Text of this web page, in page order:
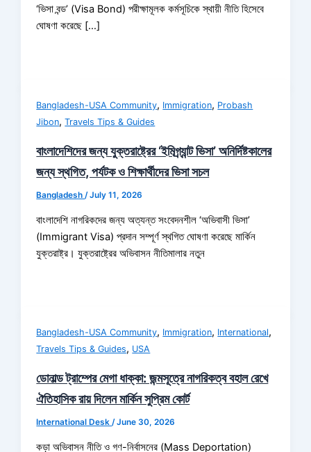
‘ভিসা বন্ড’ (Visa Bond) পরীক্ষামূলক কর্মসূচিকে স্থায়ী নীতি হিসেবে
ঘোষণা করেছে […]
Bangladesh-USA Community, Immigration, Probash
Jibon,Travels Tips & Guides
বাংলাদেশিদের জন্য যুক্তরাষ্ট্রের ‘ইমিগ্র্যান্ট ভিসা’ অনির্দিষ্টকালের
জন্য স্থগিত, পর্যটক ও শিক্ষার্থীদের ভিসা সচল
Bangladesh/July 11, 2026
বাংলাদেশি নাগরিকদের জন্য অত্যন্ত সংবেদনশীল ‘অভিবাসী ভিসা’
(Immigrant Visa) প্রদান সম্পূর্ণ স্থগিত ঘোষণা করেছে মার্কিন
যুক্তরাষ্ট্র। যুক্তরাষ্ট্রের অভিবাসন নীতিমালার নতুন
Bangladesh-USA Community, Immigration, International,
Travels Tips & Guides, USA
ডোনাল্ড ট্রাম্পের মেগা ধাক্কা: জন্মসূত্রে নাগরিকত্ব বহাল রেখে
ঐতিহাসিক রায় দিলেন মার্কিন সুপ্রিম কোর্ট
International Desk/June 30, 2026
কড়া অভিবাসন নীতি ও গণ-নির্বাসনের (Mass Deportation)